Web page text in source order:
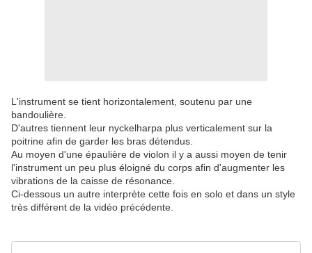
L'instrument se tient horizontalement, soutenu par une
bandoulière.
D'autres tiennent leur nyckelharpa plus verticalement sur la
poitrine afin de garder les bras détendus.
Au moyen d'une épaulière de violon il y a aussi moyen de tenir
l'instrument un peu plus éloigné du corps afin d'augmenter les
vibrations de la caisse de résonance.
Ci-dessous un autre interprète cette fois en solo et dans un style
très différent de la vidéo précédente.